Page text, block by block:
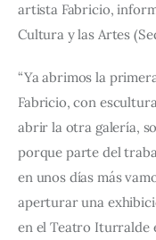
artista Fabricio,
Cultura y las Artes
“Ya abrimos la
Fabricio, con
abrir la otra galería,
porque parte del
en unos días más
aperturar una
en el Teatro Iturralde